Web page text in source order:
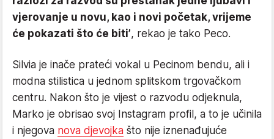
vjerovanje u novu, kao i novi početak, vrijeme
će pokazati što će biti’, rekao je tako Peco.
Silvia je inače prateći vokal u Pecinom bendu, ali i
modna stilistica u jednom splitskom trgovačkom
centru. Nakon što je vijest o razvodu odjeknula,
Marko je obrisao svoj Instagram profil, a to je učinila
i njegova nova djevojka što nije iznenađujuće